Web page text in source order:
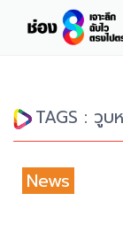
TAGS : วู
News